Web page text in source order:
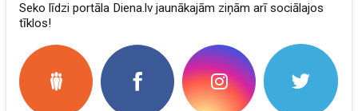
Seko līdzi portāla Diena.lv jaunākajām ziņām arī sociālajos
tīklos!